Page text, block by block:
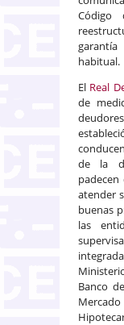
Código
habitual.
El Real
de
de la
atender
buenas
las
Banco